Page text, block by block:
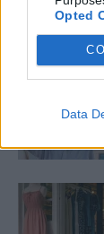
Opted
Data